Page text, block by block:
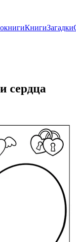
КнигиЗагадки
сердца